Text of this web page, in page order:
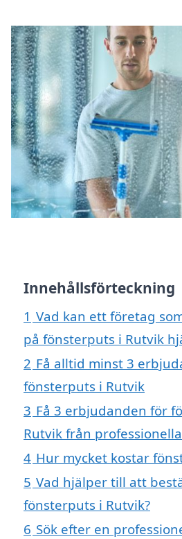
Innehållsförteckning
1 Vad kan ett företag
på fönsterputs i Rutvik
2 Få alltid minst 3
fönsterputs i Rutvik
3 Få 3 erbjudanden för
Rutvik från
4 Hur mycket kostar
5 Vad hjälper till att
fönsterputs i Rutvik?
6 Sök efter en